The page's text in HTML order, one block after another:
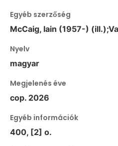
Egyéb szerzőség
McCaig, Iain (1957-)
Nyelv
magyar
Megjelenés éve
cop. 2026
Egyéb információk
400, [2] o.